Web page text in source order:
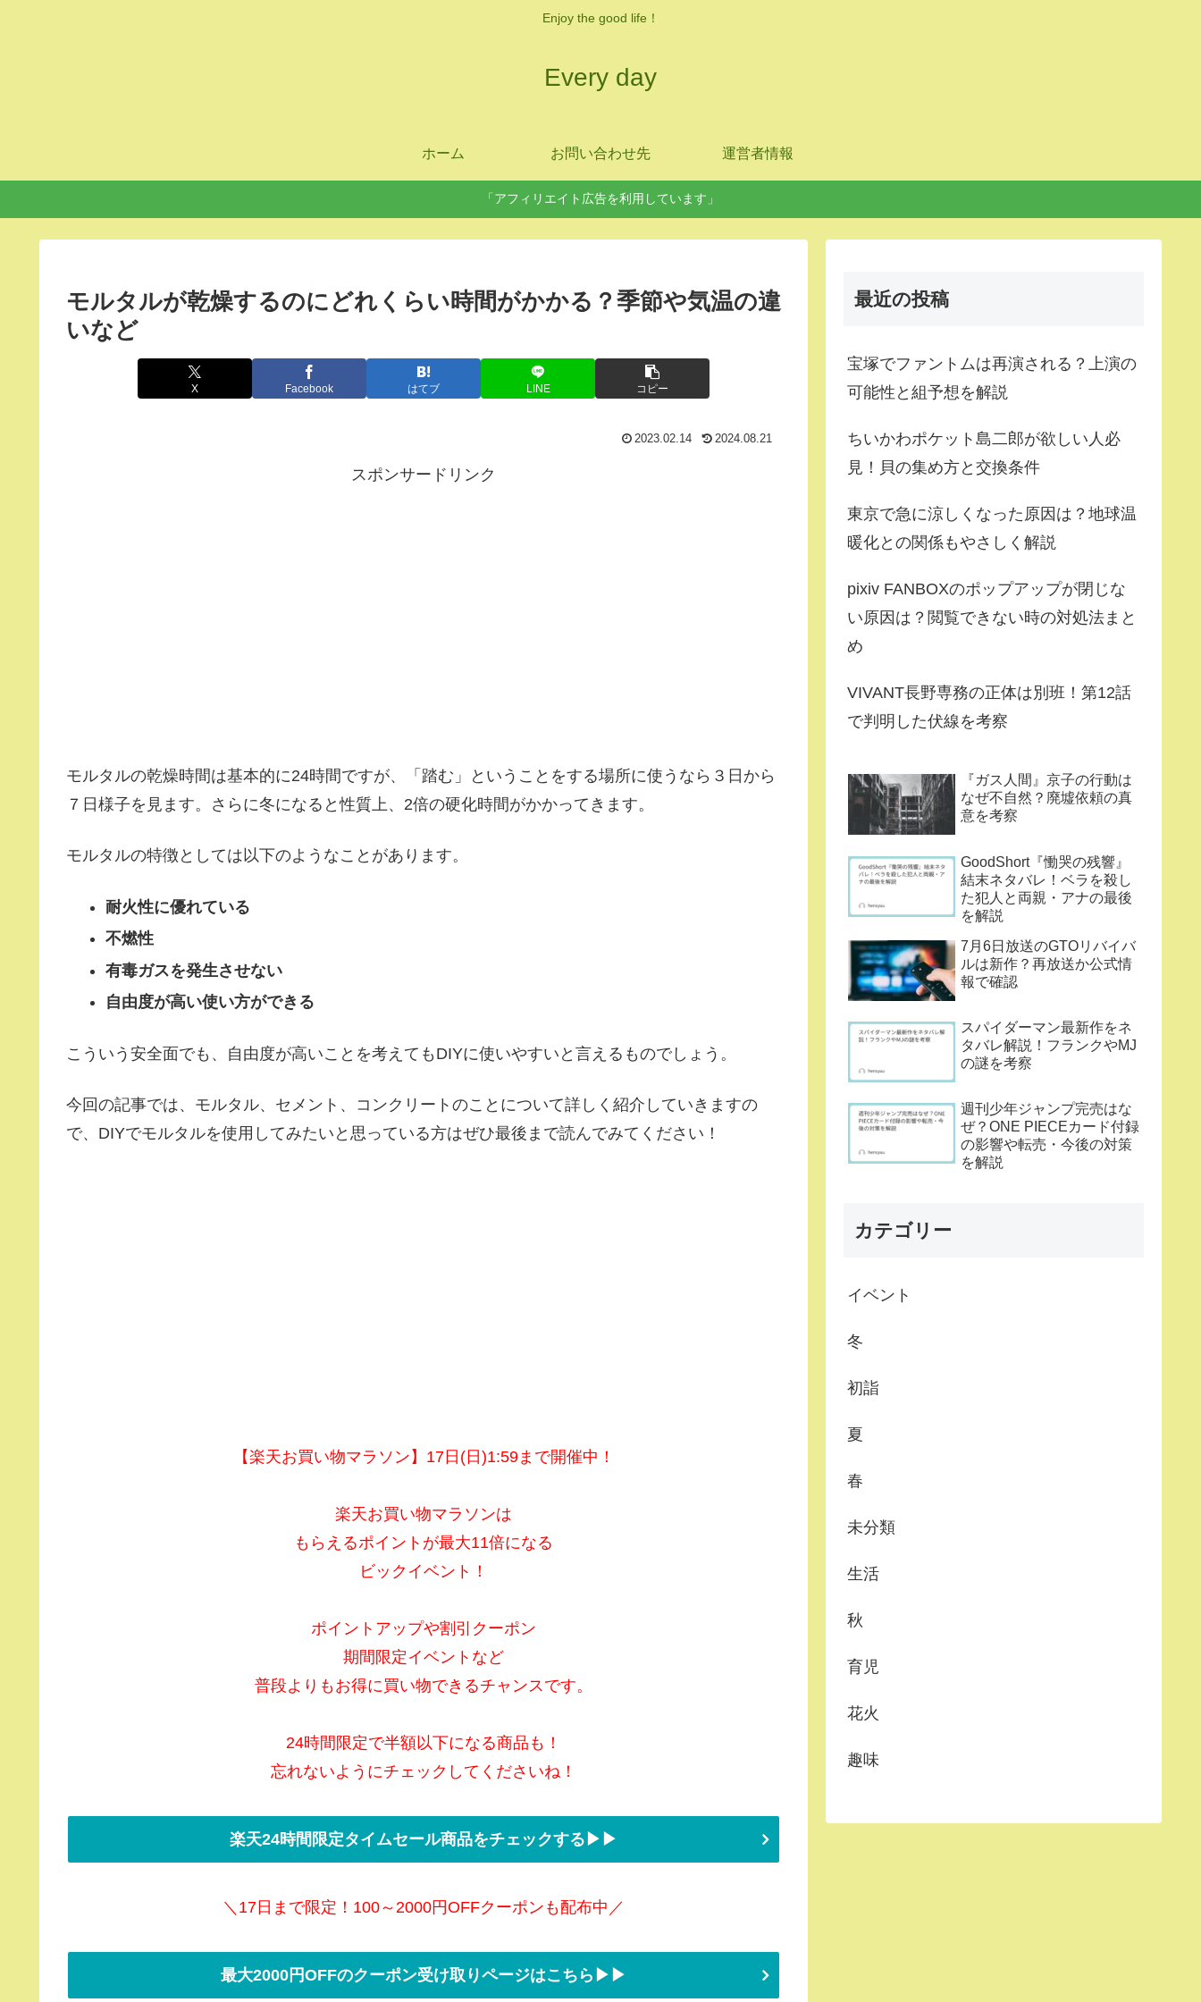
Enjoy the good life！
Every day
ホーム お問い合わせ先 運営者情報
「アフィリエイト広告を利用しています」
モルタルが乾燥するのにどれくらい時間がかかる？季節や気温の違
いなど
X Facebook はてブ LINE コピー
2023.02.14 2024.08.21
スポンサードリンク
モルタルの乾燥時間は基本的に24時間ですが、「踏む」ということをする場所に使うなら３日から
７日様子を見ます。さらに冬になると性質上、2倍の硬化時間がかかってきます。
モルタルの特徴としては以下のようなことがあります。
耐火性に優れている
不燃性
有毒ガスを発生させない
自由度が高い使い方ができる
こういう安全面でも、自由度が高いことを考えてもDIYに使いやすいと言えるものでしょう。
今回の記事では、モルタル、セメント、コンクリートのことについて詳しく紹介していきますの
で、DIYでモルタルを使用してみたいと思っている方はぜひ最後まで読んでみてください！
【楽天お買い物マラソン】17日(日)1:59まで開催中！
楽天お買い物マラソンは
もらえるポイントが最大11倍になる
ビックイベント！
ポイントアップや割引クーポン
期間限定イベントなど
普段よりもお得に買い物できるチャンスです。
24時間限定で半額以下になる商品も！
忘れないようにチェックしてくださいね！
楽天24時間限定タイムセール商品をチェックする▶▶
＼17日まで限定！100～2000円OFFクーポンも配布中／
最大2000円OFFのクーポン受け取りページはこちら▶▶
最近の投稿
宝塚でファントムは再演される？上演の
可能性と組予想を解説
ちいかわポケット島二郎が欲しい人必
見！貝の集め方と交換条件
東京で急に涼しくなった原因は？地球温
暖化との関係もやさしく解説
pixiv FANBOXのポップアップが閉じな
い原因は？閲覧できない時の対処法まと
め
VIVANT長野専務の正体は別班！第12話
で判明した伏線を考察
『ガス人間』京子の行動は
なぜ不自然？廃墟依頼の真
意を考察
GoodShort『慟哭の残響』
結末ネタバレ！ベラを殺し
た犯人と両親・アナの最後
を解説
7月6日放送のGTOリバイバ
ルは新作？再放送か公式情
報で確認
スパイダーマン最新作をネ
タバレ解説！フランクやMJ
の謎を考察
週刊少年ジャンプ完売はな
ぜ？ONE PIECEカード付録
の影響や転売・今後の対策
を解説
カテゴリー
イベント
冬
初詣
夏
春
未分類
生活
秋
育児
花火
趣味